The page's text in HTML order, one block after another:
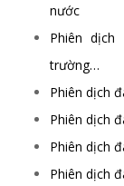
nước
Phiên
trường…
Phiên dịch
Phiên dịch
Phiên dịch
Phiên dịch